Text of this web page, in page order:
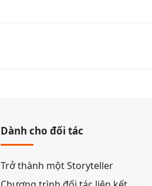
Dành cho đối tác
Trở thành một Storyteller